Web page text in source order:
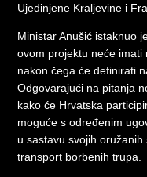
Ujedinjene Kraljevine i
Ministar Anušić istaknuo
ovom projektu neće imati
nakon čega će definirati
Odgovarajući na pitanja
kako će Hrvatska
moguće s određenim
u sastavu svojih
transport borbenih trupa.